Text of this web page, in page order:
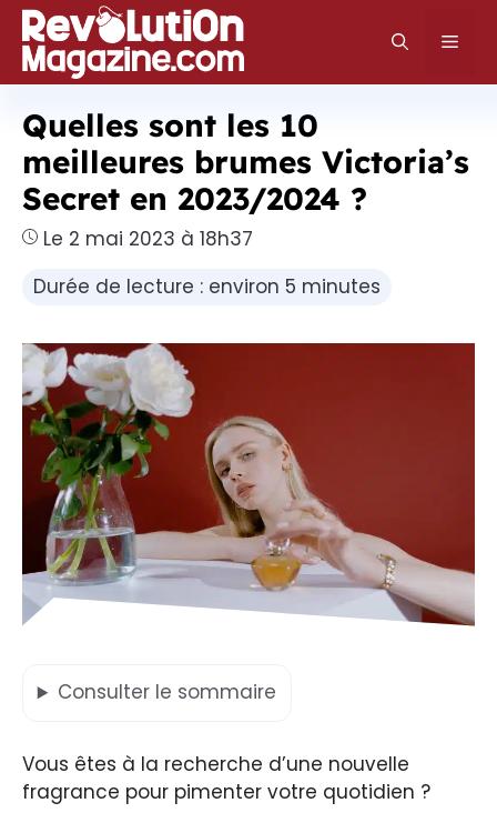
Aller
au
contenu
Quelles sont les 10
meilleures brumes Victoria’s
Secret en 2023/2024 ?
Le 2 mai 2023 à 18h37
Durée de lecture : environ 5 minutes
Consulter le sommaire
Vous êtes à la recherche d’une nouvelle
fragrance pour pimenter votre quotidien ?